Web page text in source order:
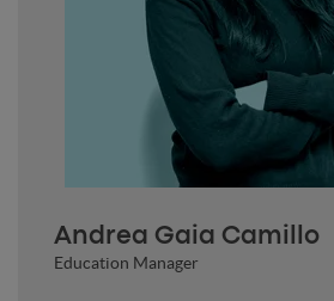
Andrea Gaia Camillo
Education Manager